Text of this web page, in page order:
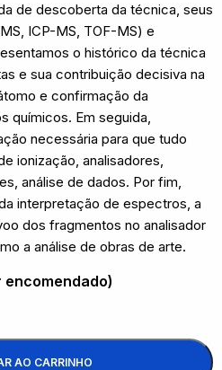
de descoberta da técnica, seus
ICP-MS, TOF-MS) e
o histórico da técnica
e sua contribuição decisiva na
e confirmação da
químicos. Em seguida,
necessária para que tudo
ionização, analisadores,
análise de dados. Por fim,
interpretação de espectros, a
dos fragmentos no analisador
a análise de obras de arte.
encomendado)
AO CARRINHO